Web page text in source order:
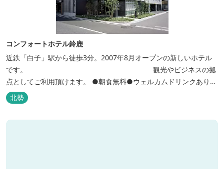
コンフォートホテル鈴鹿
近鉄「白子」駅から徒歩3分。2007年8月オープンの新しいホテル
です。 観光やビジネスの拠
点としてご利用頂けます。 ●朝食無料●ウェルカムドリンクあり●
全館無線ＬＡＮ対応● ●バリアフリー対応のユニバーサルルームあ
り●
北勢